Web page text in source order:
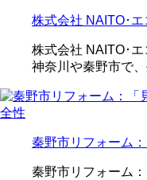
株式会社 NAITO･
株式会社 NAITO･
神奈川や秦野市で
秦野市リフォーム
秦野市リフォーム